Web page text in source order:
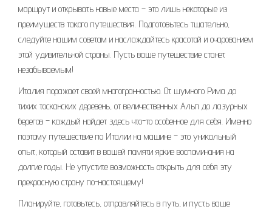
маршрут и открывать новые места – это лишь некоторые из
преимуществ такого путешествия. Подготовьтесь тщательно,
следуйте нашим советам и наслаждайтесь красотой и очарованием
этой удивительной страны. Пусть ваше путешествие станет
незабываемым!
Италия поражает своей многогранностью. От шумного Рима до
тихих тосканских деревень, от величественных Альп до лазурных
берегов – каждый найдет здесь что-то особенное для себя. Именно
поэтому путешествие по Италии на машине – это уникальный
опыт, который оставит в вашей памяти яркие воспоминания на
долгие годы. Не упустите возможность открыть для себя эту
прекрасную страну по-настоящему!
Планируйте, готовьтесь, отправляйтесь в путь, и пусть ваше